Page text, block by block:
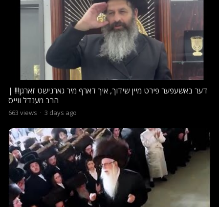
דער באשעפער פירט מיין שידוך, איך דארף מיר גארנישט זארגן!!! |
הרב מענדל ווייס
663 views · 3 days ago